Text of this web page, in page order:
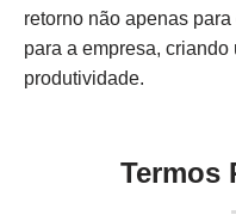
retorno não apenas
para a empresa,
produtividade.
Termos